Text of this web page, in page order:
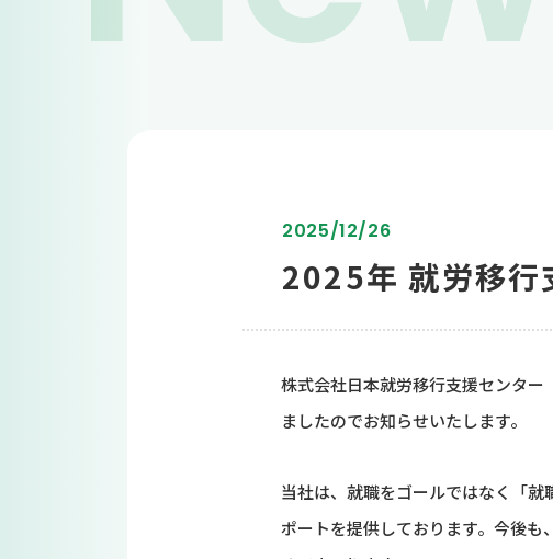
2025/12/26
2025年 就労移行
株式会社日本就労移行支援センタ
ましたのでお知らせいたします。
当社は、就職をゴールではなく「
ポートを提供しております。今後